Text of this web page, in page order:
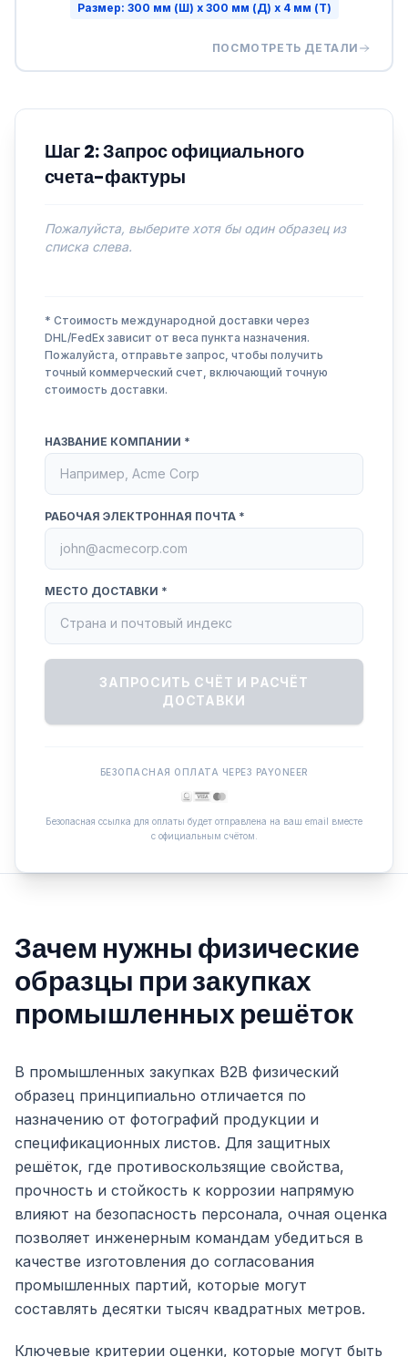
Размер: 300 мм (Ш) x 300 мм (Д) x 4 мм (Т)
ПОСМОТРЕТЬ ДЕТАЛИ
Шаг 2: Запрос официального
счета-фактуры
Пожалуйста, выберите хотя бы один образец из
списка слева.
* Стоимость международной доставки через
DHL/FedEx зависит от веса пункта назначения.
Пожалуйста, отправьте запрос, чтобы получить
точный коммерческий счет, включающий точную
стоимость доставки.
НАЗВАНИЕ КОМПАНИИ *
РАБОЧАЯ ЭЛЕКТРОННАЯ ПОЧТА *
МЕСТО ДОСТАВКИ *
ЗАПРОСИТЬ СЧЁТ И РАСЧЁТ
ДОСТАВКИ
БЕЗОПАСНАЯ ОПЛАТА ЧЕРЕЗ PAYONEER
Безопасная ссылка для оплаты будет отправлена на ваш email вместе
с официальным счётом.
Зачем нужны физические
образцы при закупках
промышленных решёток
В промышленных закупках B2B физический
образец принципиально отличается по
назначению от фотографий продукции и
спецификационных листов. Для защитных
решёток, где противоскользящие свойства,
прочность и стойкость к коррозии напрямую
влияют на безопасность персонала, очная оценка
позволяет инженерным командам убедиться в
качестве изготовления до согласования
промышленных партий, которые могут
составлять десятки тысяч квадратных метров.
Ключевые критерии оценки, которые могут быть